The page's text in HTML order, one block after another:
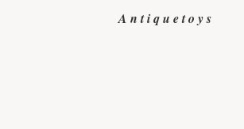
Antiquetoys